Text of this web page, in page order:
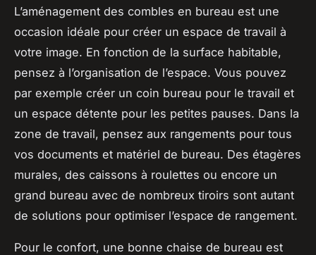
L’aménagement des combles en bureau est une
occasion idéale pour créer un espace de travail à
votre image. En fonction de la surface habitable,
pensez à l’organisation de l’espace. Vous pouvez
par exemple créer un coin bureau pour le travail et
un espace détente pour les petites pauses. Dans la
zone de travail, pensez aux rangements pour tous
vos documents et matériel de bureau. Des étagères
murales, des caissons à roulettes ou encore un
grand bureau avec de nombreux tiroirs sont autant
de solutions pour optimiser l’espace de rangement.
Pour le confort, une bonne chaise de bureau est